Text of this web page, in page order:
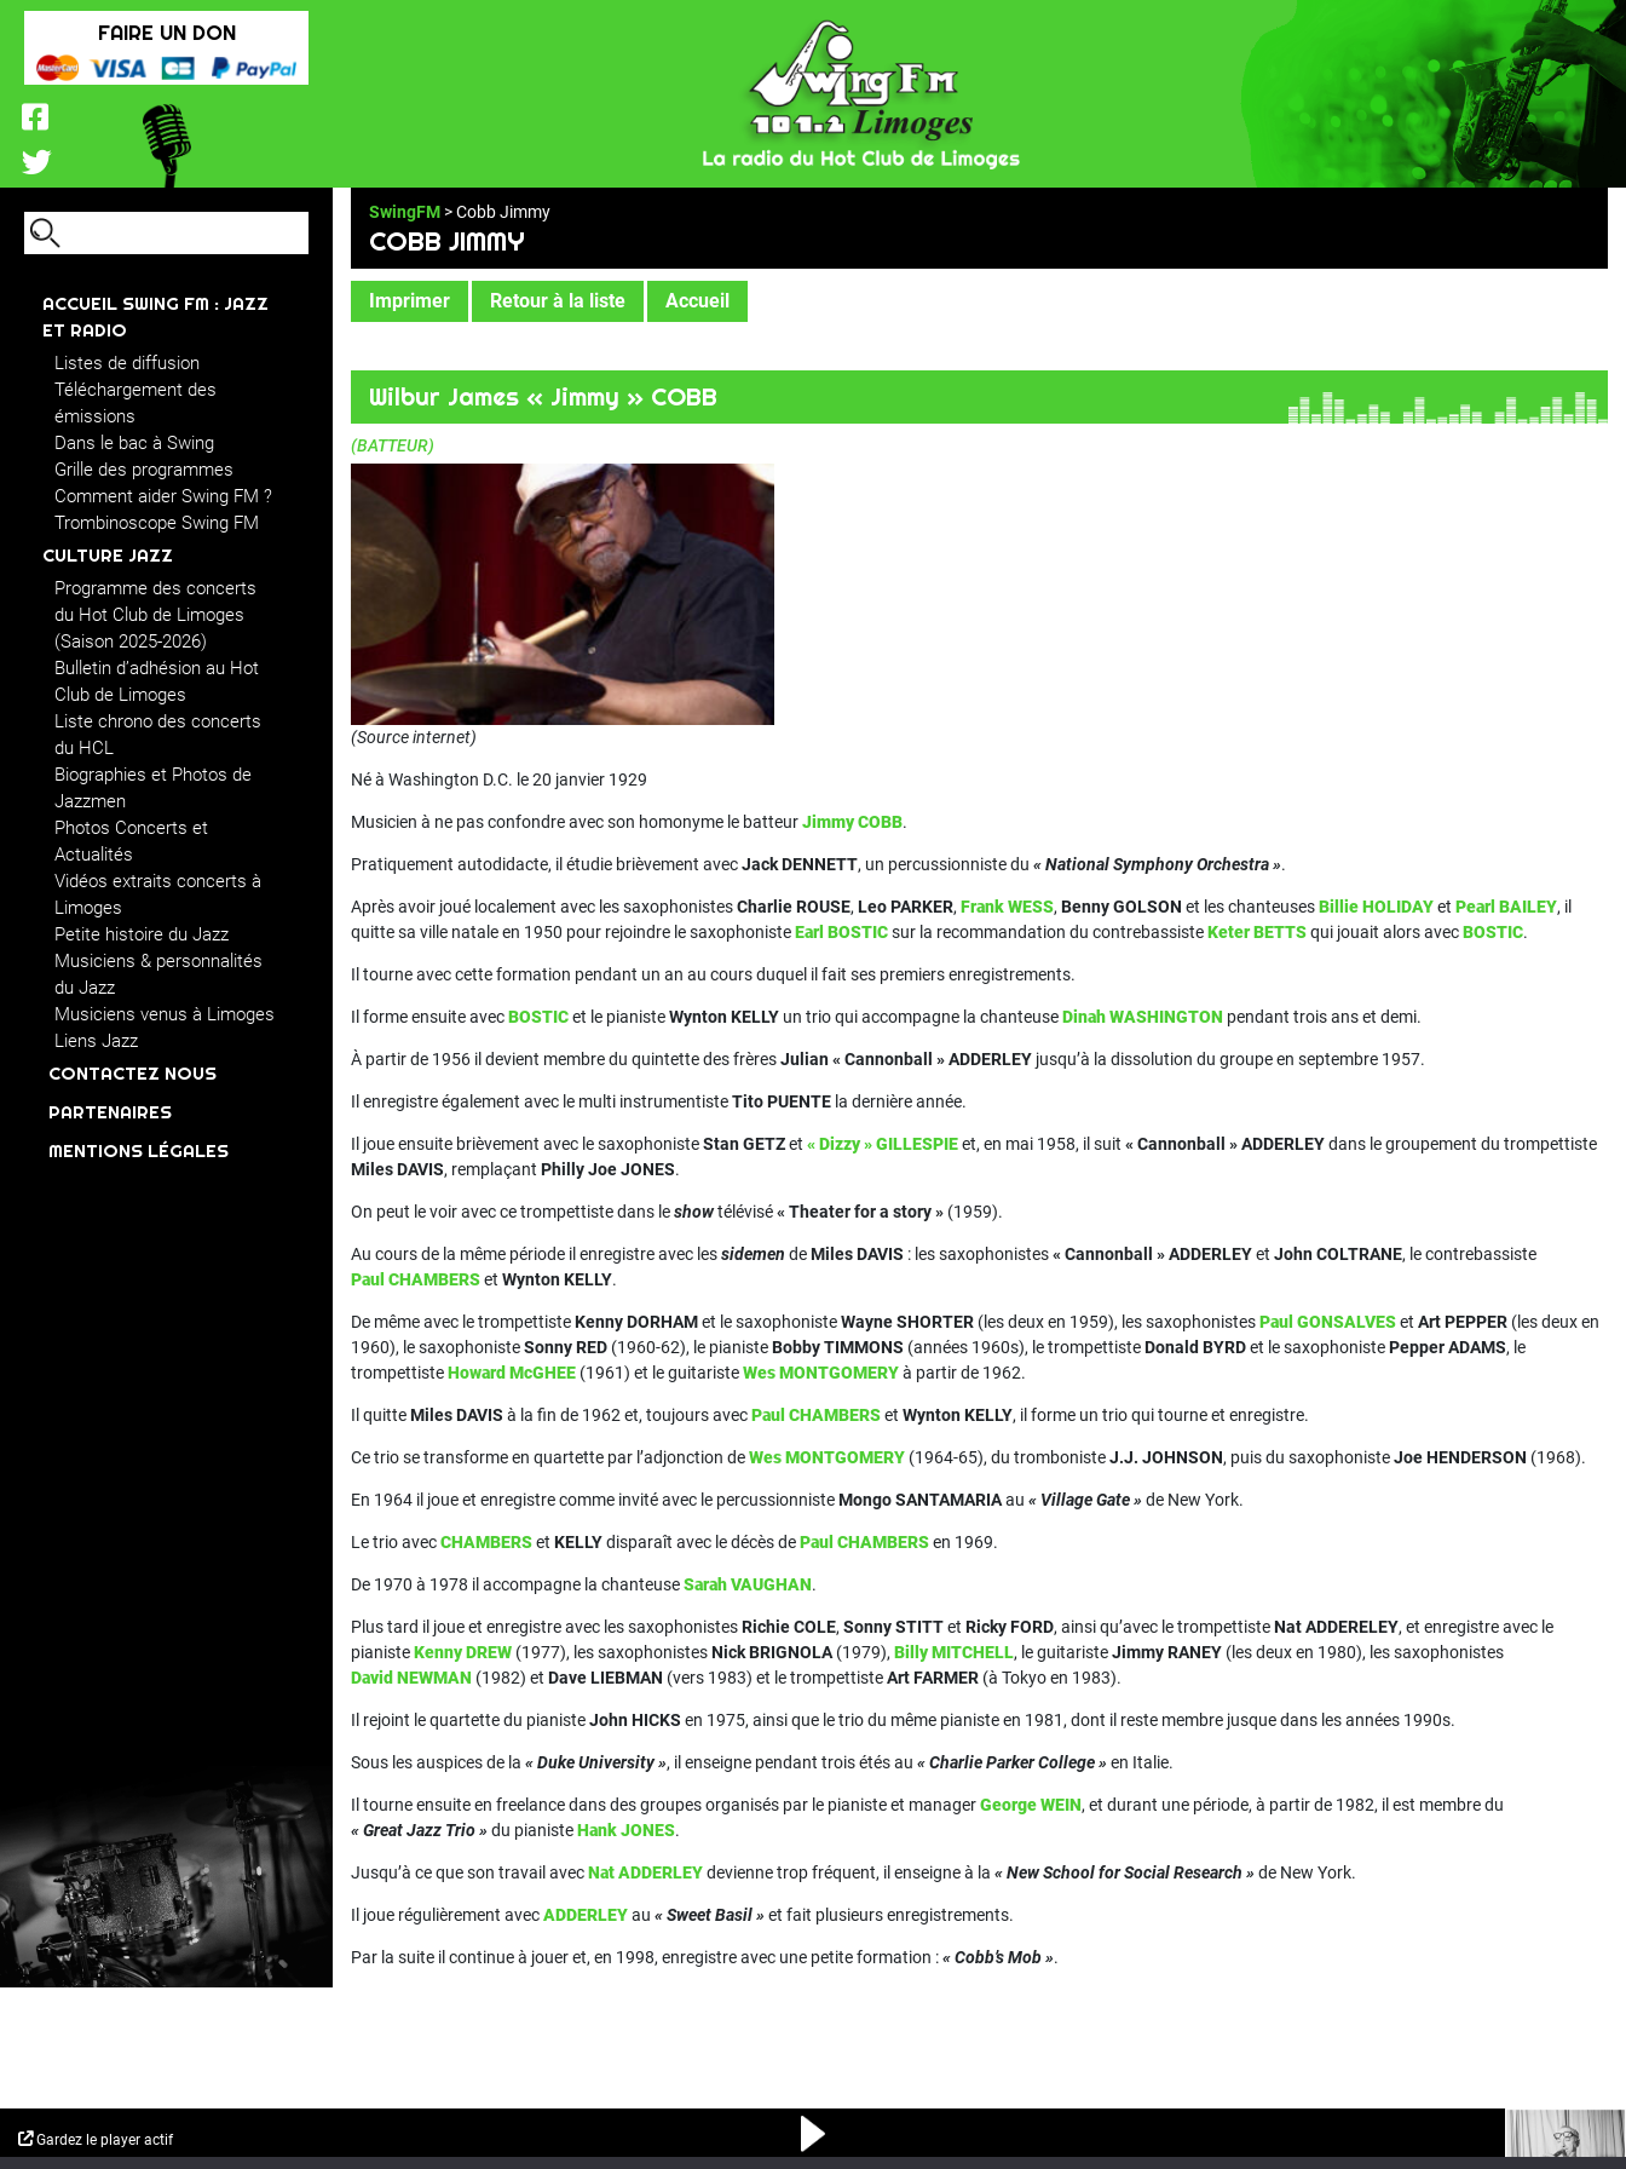
FAIRE UN DON
ACCUEIL SWING FM : JAZZ
ET RADIO
Listes de diffusion
Téléchargement des
émissions
Dans le bac à Swing
Grille des programmes
Comment aider Swing FM ?
Trombinoscope Swing FM
CULTURE JAZZ
Programme des concerts
du Hot Club de Limoges
(Saison 2025-2026)
Bulletin d’adhésion au Hot
Club de Limoges
Liste chrono des concerts
du HCL
Biographies et Photos de
Jazzmen
Photos Concerts et
Actualités
Vidéos extraits concerts à
Limoges
Petite histoire du Jazz
Musiciens & personnalités
du Jazz
Musiciens venus à Limoges
Liens Jazz
CONTACTEZ NOUS
PARTENAIRES
MENTIONS LÉGALES
SwingFM > Cobb Jimmy
COBB JIMMY
Imprimer Retour à la liste Accueil
Wilbur James « Jimmy » COBB
(BATTEUR)
(Source internet)
Né à Washington D.C. le 20 janvier 1929
Musicien à ne pas confondre avec son homonyme le batteurJimmy COBB.
Pratiquement autodidacte, il étudie brièvement avecJack DENNETT, un percussionniste du « National Symphony Orchestra ».
Après avoir joué localement avec les saxophonistesCharlie ROUSE, Leo PARKER, Frank WESS, Benny GOLSON et les chanteusesBillie HOLIDAYet Pearl BAILEY, il
quitte sa ville natale en 1950 pour rejoindre le saxophonisteEarl BOSTICsur la recommandation du contrebassisteKeter BETTSqui jouait alors avecBOSTIC.
Il tourne avec cette formation pendant un an au cours duquel il fait ses premiers enregistrements.
Il forme ensuite avecBOSTICet le pianisteWynton KELLY un trio qui accompagne la chanteuseDinah WASHINGTON pendant trois ans et demi.
À partir de 1956 il devient membre du quintette des frèresJulian « Cannonball » ADDERLEY jusqu’à la dissolution du groupe en septembre 1957.
Il enregistre également avec le multi instrumentisteTito PUENTE la dernière année.
Il joue ensuite brièvement avec le saxophonisteStan GETZet « Dizzy » GILLESPIEet, en mai 1958, il suit « Cannonball » ADDERLEYdans le groupement du trompettiste
Miles DAVIS, remplaçant Philly Joe JONES.
On peut le voir avec ce trompettiste dans leshowtélévisé« Theater for a story » (1959).
Au cours de la même période il enregistre avec lessidemen deMiles DAVIS : les saxophonistes« Cannonball » ADDERLEYet John COLTRANE, le contrebassiste
Paul CHAMBERSet Wynton KELLY.
De même avec le trompettisteKenny DORHAMet le saxophonisteWayne SHORTER (les deux en 1959), les saxophonistesPaul GONSALVESet Art PEPPER (les deux en
1960), le saxophonisteSonny RED (1960-62), le pianisteBobby TIMMONS (années 1960s), le trompettisteDonald BYRDet le saxophonistePepper ADAMS, le
trompettisteHoward McGHEE (1961) et le guitaristeWes MONTGOMERYà partir de 1962.
Il quitteMiles DAVIS à la fin de 1962 et, toujours avecPaul CHAMBERSet Wynton KELLY, il forme un trio qui tourne et enregistre.
Ce trio se transforme en quartette par l’adjonction deWes MONTGOMERY (1964-65), du trombonisteJ.J. JOHNSON, puis du saxophonisteJoe HENDERSON (1968).
En 1964 il joue et enregistre comme invité avec le percussionnisteMongo SANTAMARIAau « Village Gate » de New York.
Le trio avecCHAMBERSet KELLYdisparaît avec le décès dePaul CHAMBERSen 1969.
De 1970 à 1978 il accompagne la chanteuseSarah VAUGHAN.
Plus tard il joue et enregistre avec les saxophonistesRichie COLE, Sonny STITTet Ricky FORD, ainsi qu’avec le trompettisteNat ADDERELEY, et enregistre avec le
pianisteKenny DREW (1977), les saxophonistesNick BRIGNOLA (1979), Billy MITCHELL, le guitaristeJimmy RANEY (les deux en 1980), les saxophonistes
David NEWMAN (1982) et Dave LIEBMAN (vers 1983) et le trompettisteArt FARMER (à Tokyo en 1983).
Il rejoint le quartette du pianisteJohn HICKS en 1975, ainsi que le trio du même pianiste en 1981, dont il reste membre jusque dans les années 1990s.
Sous les auspices de la « Duke University », il enseigne pendant trois étés au « Charlie Parker College » en Italie.
Il tourne ensuite en freelance dans des groupes organisés par le pianiste et managerGeorge WEIN, et durant une période, à partir de 1982, il est membre du
« Great Jazz Trio » du pianisteHank JONES.
Jusqu’à ce que son travail avecNat ADDERLEYdevienne trop fréquent, il enseigne à la « New School for Social Research » de New York.
Il joue régulièrement avecADDERLEYau « Sweet Basil » et fait plusieurs enregistrements.
Par la suite il continue à jouer et, en 1998, enregistre avec une petite formation :« Cobb’s Mob ».
Gardez le player actif